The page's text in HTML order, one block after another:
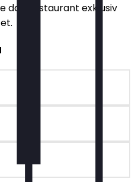
das Restaurant exklusiv